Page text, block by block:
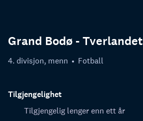
Grand Bodø - Tverlandet
4. divisjon, menn Fotball
Tilgjengelighet
Tilgjengelig lenger enn ett år